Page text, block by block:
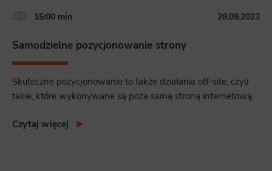
15:00 min 28.09.2023
Samodzielne pozycjonowanie strony
Skuteczne pozycjonowanie to także działania off-site, czyli
takie, które wykonywane są poza samą stroną internetową.
Czytaj więcej